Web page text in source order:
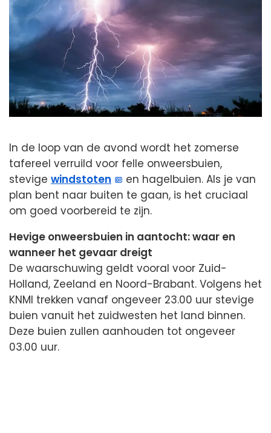
In de loop van de avond wordt het zomerse
tafereel verruild voor felle onweersbuien,
stevige windstoten
en hagelbuien. Als je van
plan bent naar buiten te gaan, is het cruciaal
om goed voorbereid te zijn.
Hevige onweersbuien in aantocht: waar en
wanneer het gevaar dreigt
De waarschuwing geldt vooral voor Zuid-
Holland, Zeeland en Noord-Brabant. Volgens het
KNMI trekken vanaf ongeveer 23.00 uur stevige
buien vanuit het zuidwesten het land binnen.
Deze buien zullen aanhouden tot ongeveer
03.00 uur.